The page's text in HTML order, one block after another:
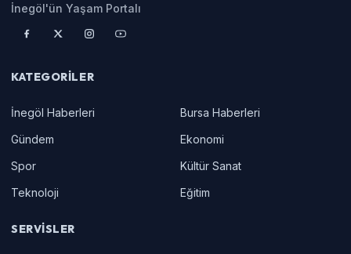
İnegöl'ün Yaşam Portalı
KATEGORILER
İnegöl Haberleri
Bursa Haberleri
Gündem
Ekonomi
Spor
Kültür Sanat
Teknoloji
Eğitim
SERVISLER